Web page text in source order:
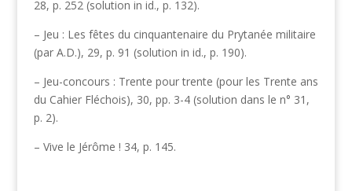
28, p. 252 (solution in id., p. 132).
– Jeu : Les fêtes du cinquantenaire du Prytanée militaire
(par A.D.), 29, p. 91 (solution in id., p. 190).
– Jeu-concours : Trente pour trente (pour les Trente ans
du Cahier Fléchois), 30, pp. 3-4 (solution dans le n° 31,
p. 2).
– Vive le Jérôme ! 34, p. 145.